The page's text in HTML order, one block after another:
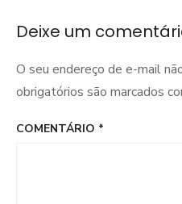
Deixe um
O seu endereço de e-mail
obrigatórios são marcados
COMENTÁRIO *